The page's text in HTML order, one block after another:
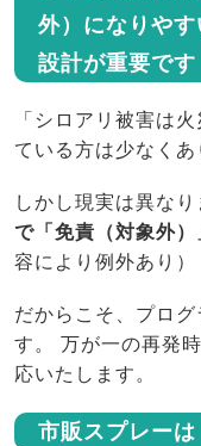
外）になりや
設計が重要です
「シロアリ被害は
ている方は少なくあ
しかし現実は異なり
で「免責（対象外
容により例外あり）
だからこそ、プログ
す。 万が一の再発
応いたします。
市販スプレー